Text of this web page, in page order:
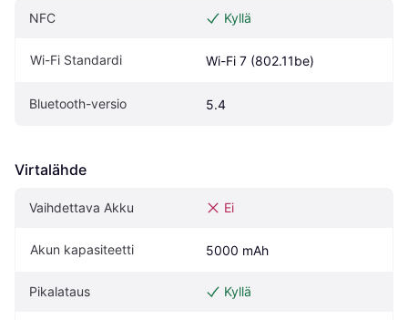
NFC Kyllä
Wi-Fi Standardi Wi-Fi 7 (802.11be)
Bluetooth-versio 5.4
Virtalähde
Vaihdettava Akku Ei
Akun kapasiteetti 5000 mAh
Pikalataus Kyllä